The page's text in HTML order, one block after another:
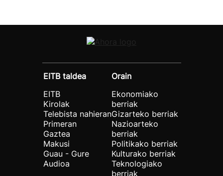
EITB taldea
EITB
Kirolak
Telebista nahieran
Primeran
Gaztea
Makusi
Guau - Gure
Audioa
Orain
Ekonomiako
berriak
Gizarteko berriak
Nazioarteko
berriak
Politikako berriak
Kulturako berriak
Teknologiako
berriak